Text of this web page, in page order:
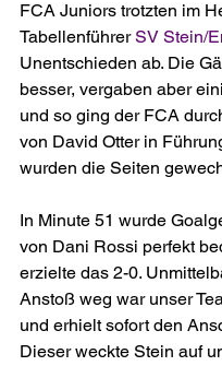
FCA Juniors trotzten im
Tabellenführer SV Stein/
Unentschieden ab. Die
besser, vergaben aber
und so ging der FCA
von David Otter in
wurden die Seiten
In Minute 51 wurde
von Dani Rossi perfekt
erzielte das 2-0.
Anstoß weg war unser
und erhielt sofort den
Dieser weckte Stein auf